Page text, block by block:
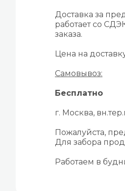
Доставка за
работает со
заказа.
Цена на
Самовывоз:
Бесплатно
г. Москва,
Пожалуйста,
Для забора
Работаем в